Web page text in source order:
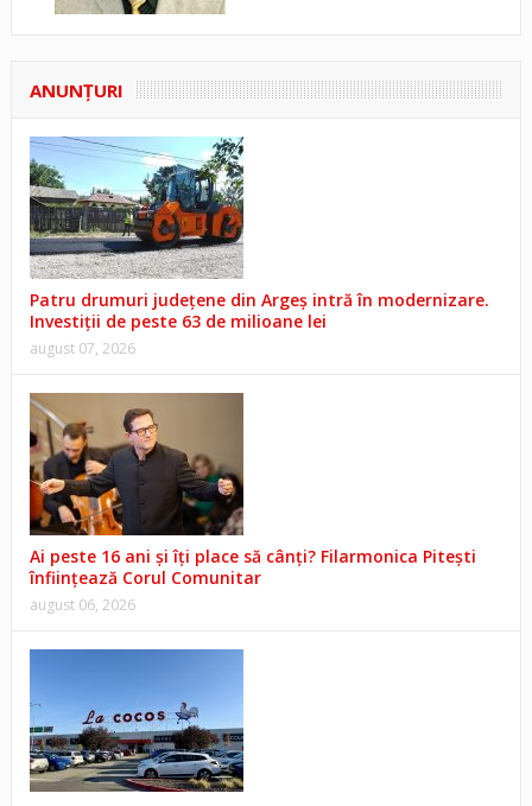
ANUNŢURI
Patru drumuri județene din Argeș intră în modernizare.
Investiții de peste 63 de milioane lei
august 07, 2026
Ai peste 16 ani și îți place să cânți? Filarmonica Pitești
înființează Corul Comunitar
august 06, 2026